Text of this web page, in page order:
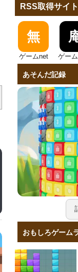
RSS取得サイト
無
ゲームnet ゲー
あそんだ記録
おもしろゲーム